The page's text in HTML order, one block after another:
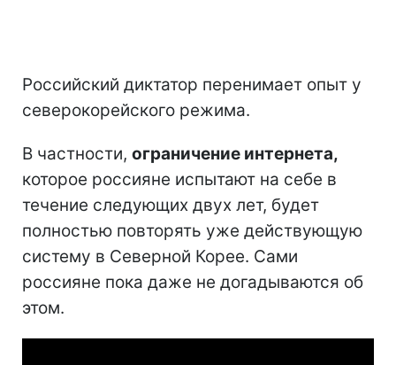
Российский диктатор перенимает опыт у
северокорейского режима.
В частности, ограничение интернета,
которое россияне испытают на себе в
течение следующих двух лет, будет
полностью повторять уже действующую
систему в Северной Корее. Сами
россияне пока даже не догадываются об
этом.